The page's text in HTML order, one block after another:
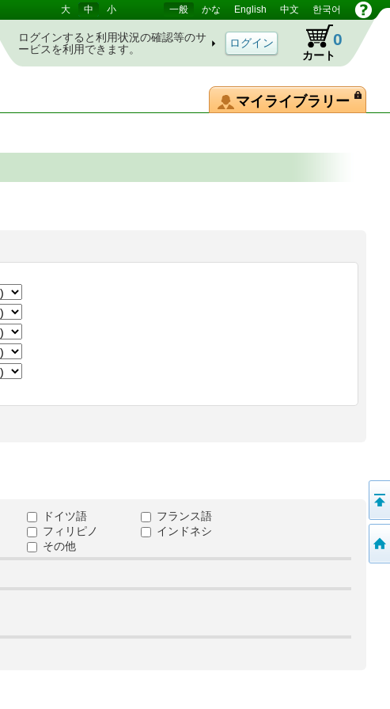
大 中 小 一般 かな English 中文 한국어
ログインすると利用状況の確認等のサ
ービスを利用できます。
カート
0
マイライブラリー
ドイツ語
フランス語
フィリピノ
インドネシ
その他